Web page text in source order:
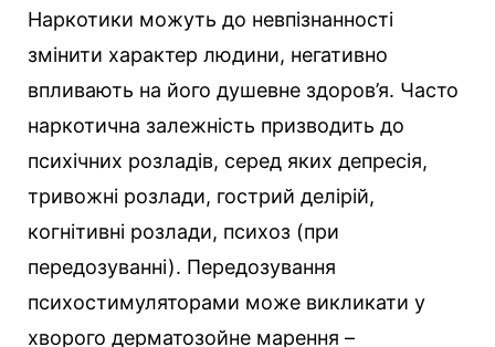
Наркотики можуть до невпізнанності
змінити характер людини, негативно
впливають на його душевне здоров’я. Часто
наркотична залежність призводить до
психічних розладів, серед яких депресія,
тривожні розлади, гострий делірій,
когнітивні розлади, психоз (при
передозуванні). Передозування
психостимуляторами може викликати у
хворого дерматозойне марення –